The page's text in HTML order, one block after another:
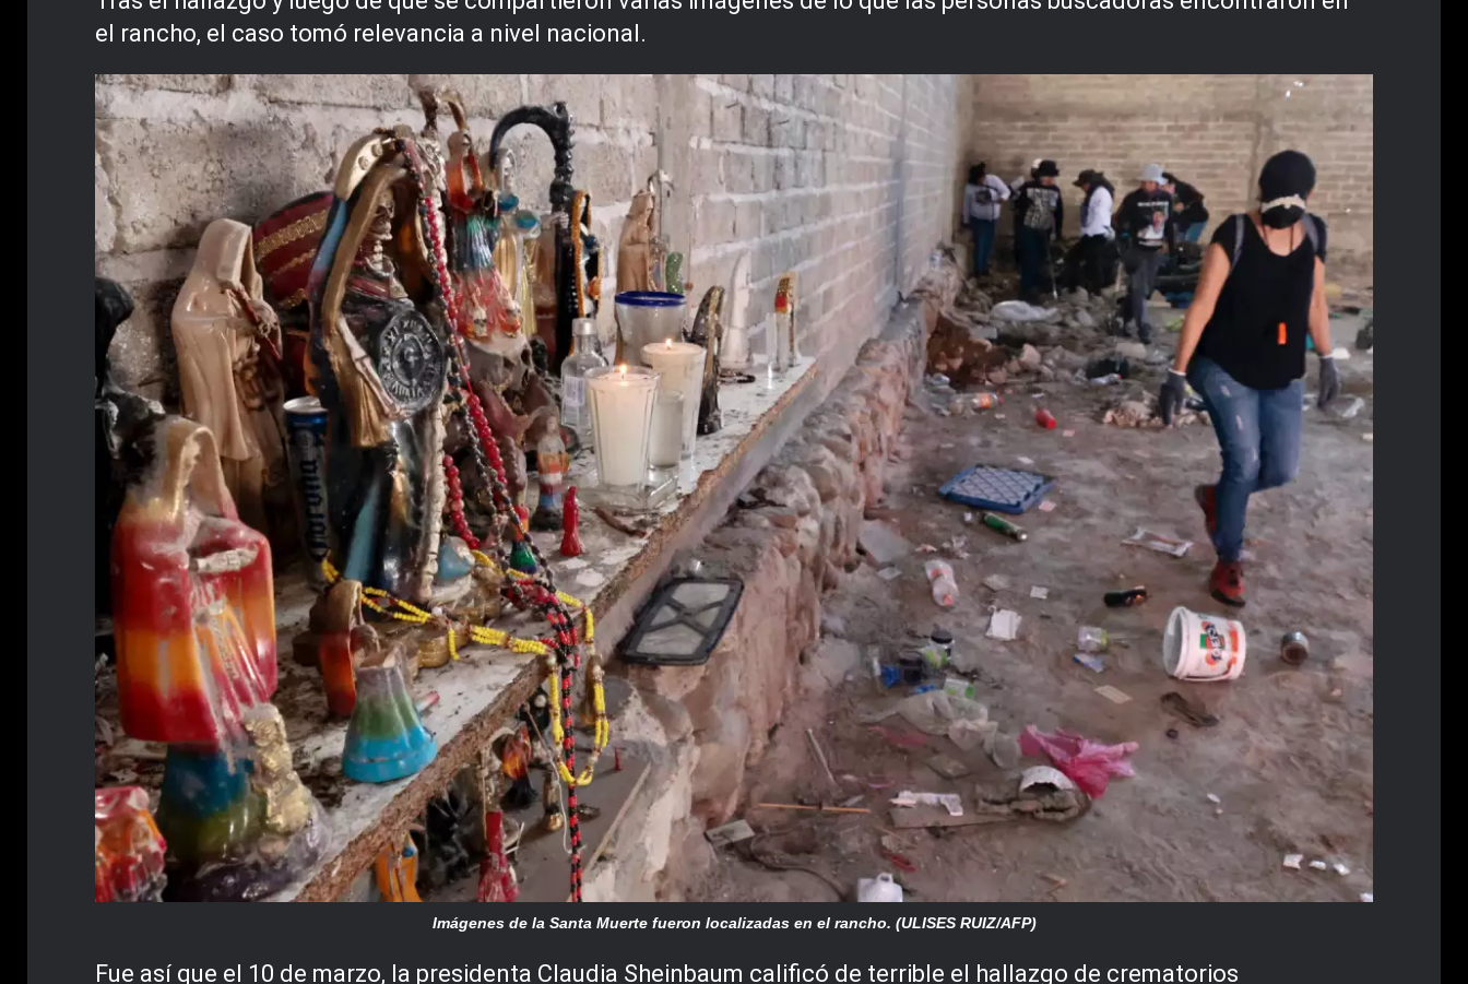
el rancho, el caso tomó relevancia a nivel nacional.
Imágenes de la Santa Muerte fueron localizadas en el rancho. (ULISES RUIZ/AFP)
Fue así que el 10 de marzo, la presidenta Claudia Sheinbaum calificó de terrible el hallazgo de crematorios